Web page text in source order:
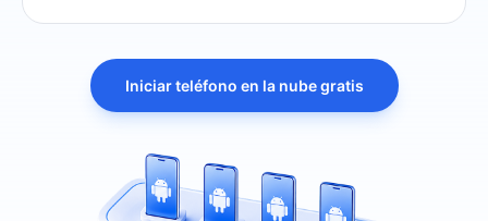
Iniciar teléfono en la nube gratis